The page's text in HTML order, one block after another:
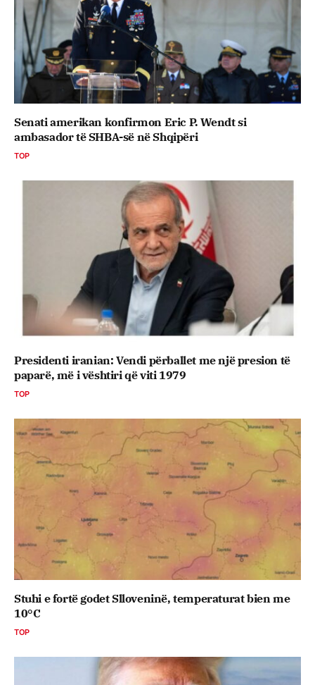
Senati amerikan konfirmon Eric P. Wendt si
ambasador të SHBA-së në Shqipëri
TOP
Presidenti iranian: Vendi përballet me një presion të
paparë, më i vështiri që viti 1979
TOP
Stuhi e fortë godet Slloveninë, temperaturat bien me
10°C
TOP